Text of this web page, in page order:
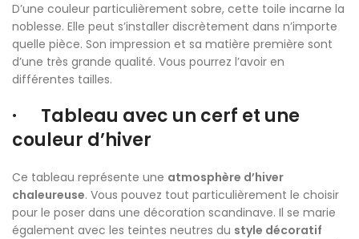
D’une couleur particulièrement sobre, cette toile incarne la
noblesse. Elle peut s’installer discrètement dans n’importe
quelle pièce. Son impression et sa matière première sont
d’une très grande qualité. Vous pourrez l’avoir en
différentes tailles.
· Tableau avec un cerf et une
couleur d’hiver
Ce tableau représente une atmosphère d’hiver
chaleureuse. Vous pouvez tout particulièrement le choisir
pour le poser dans une décoration scandinave. Il se marie
également avec les teintes neutres du style décoratif